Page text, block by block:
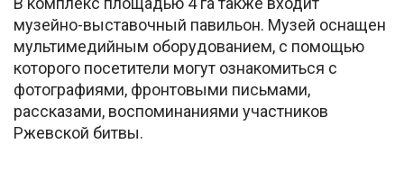
музейно-выставочный павильон. Музей оснащен
мультимедийным оборудованием, с помощью
которого посетители могут ознакомиться с
фотографиями, фронтовыми письмами,
рассказами, воспоминаниями участников
Ржевской битвы.